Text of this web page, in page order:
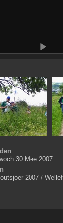
30 Mee 2007
2007/